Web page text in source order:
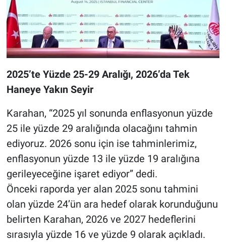
2025’te Yüzde 25-29 Aralığı, 2026’da Tek
Haneye Yakın Seyir
Karahan, “2025 yıl sonunda enflasyonun yüzde
25 ile yüzde 29 aralığında olacağını tahmin
ediyoruz. 2026 sonu için ise tahminlerimiz,
enflasyonun yüzde 13 ile yüzde 19 aralığına
gerileyeceğine işaret ediyor” dedi.
Önceki raporda yer alan 2025 sonu tahmini
olan yüzde 24’ün ara hedef olarak korunduğunu
belirten Karahan, 2026 ve 2027 hedeflerini
sırasıyla yüzde 16 ve yüzde 9 olarak açıkladı.